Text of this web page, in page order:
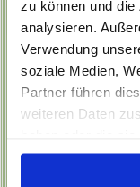
zu können und
analysieren.
Verwendung
soziale Medien,
Partner führen
weiteren Daten
gesammelt haben.
Druckversion|